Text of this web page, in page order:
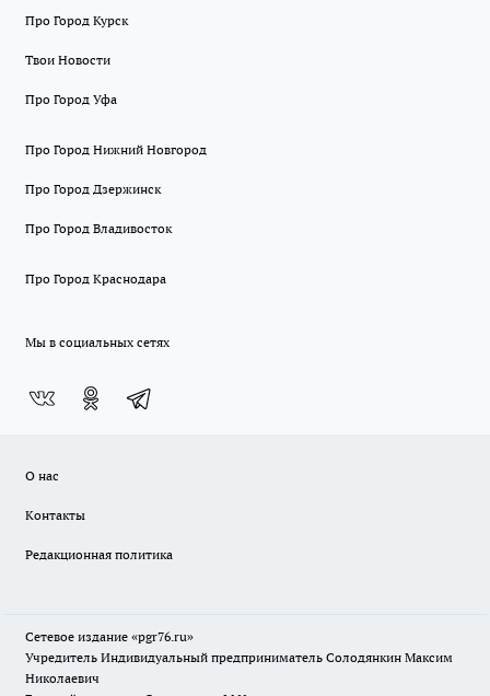
Про Город Курск
Твои Новости
Про Город Уфа
Про Город Нижний Новгород
Про Город Дзержинск
Про Город Владивосток
Про Город Краснодара
Мы в социальных сетях
О нас
Контакты
Редакционная политика
Сетевое издание «pgr76.ru»
Учредитель Индивидуальный предприниматель Солодянкин Максим
Николаевич